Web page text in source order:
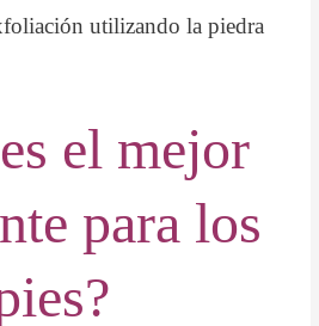
utilizando la piedra
el mejor
para los